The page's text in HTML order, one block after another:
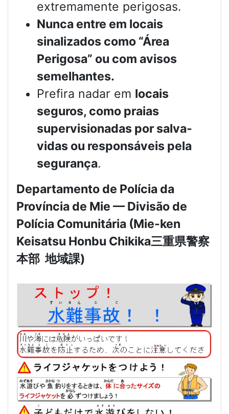
extremamente perigosas.
Nunca entre em locais
sinalizados como “Área
Perigosa” ou com avisos
semelhantes.
Prefira nadar em locais
seguros, como praias
supervisionadas por salva-
vidas ou responsáveis pela
segurança.
Departamento de Polícia da
Província de Mie — Divisão de
Polícia Comunitária (Mie-ken
Keisatsu Honbu Chikika三重県警察
本部 地域課)